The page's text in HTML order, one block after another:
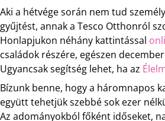
Aki a hétvége során nem tud
gyűjtést, annak a Tesco Otthonról
Honlapjukon néhány kattintással
családok részére, egészen
Ugyancsak segítség lehet, ha az
Bízunk benne, hogy a háromnapos
együtt tehetjük szebbé sok ezer
Az adományokból főként időseket,